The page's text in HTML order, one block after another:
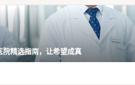
精选指南，让希望成真